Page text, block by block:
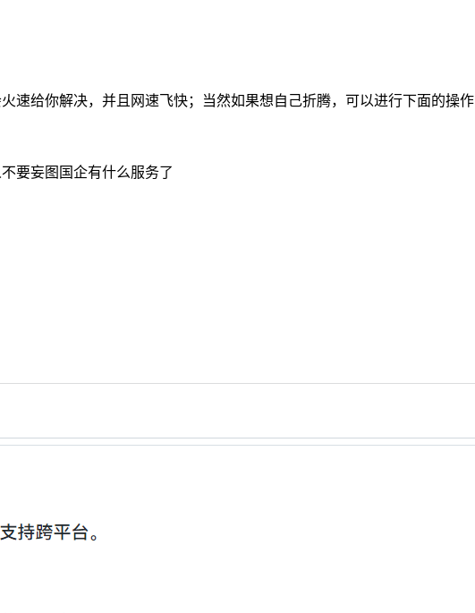
速给你解决，并且网速飞快；当然如果想自己折腾，可以进行下面的操作
要妄图国企有什么服务了